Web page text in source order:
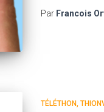
Par Francois
TÉLÉTHON